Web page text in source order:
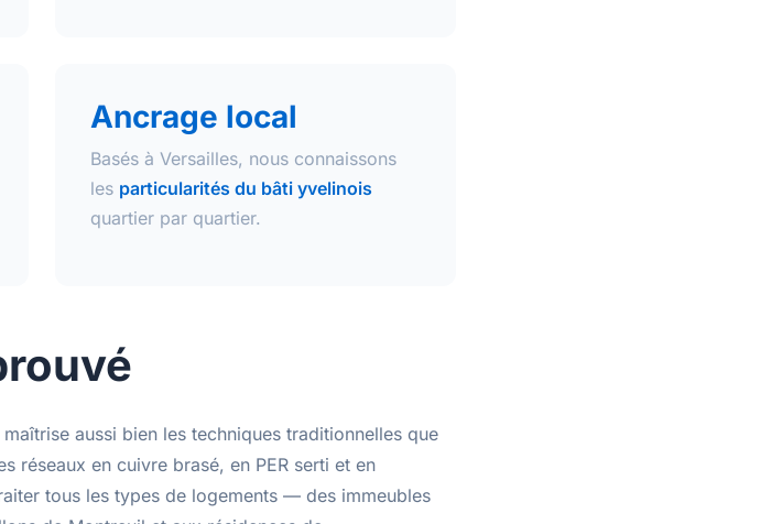
Ancrage local
Basés à Versailles, nous connaissons
les particularités du bâti yvelinois
quartier par quartier.
aussi bien les techniques traditionnelles que
réseaux en cuivre brasé, en PER serti et en
tous les types de logements — des immeubles